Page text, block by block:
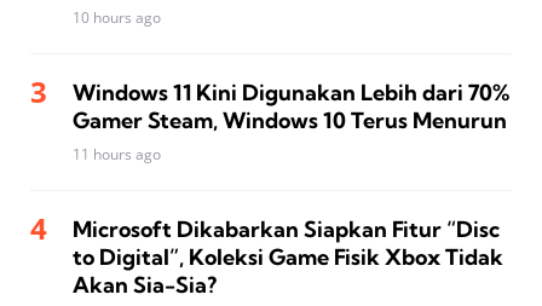
10 hours ago
Windows 11 Kini Digunakan Lebih dari 70%
Gamer Steam, Windows 10 Terus Menurun
11 hours ago
Microsoft Dikabarkan Siapkan Fitur “Disc
to Digital”, Koleksi Game Fisik Xbox Tidak
Akan Sia-Sia?